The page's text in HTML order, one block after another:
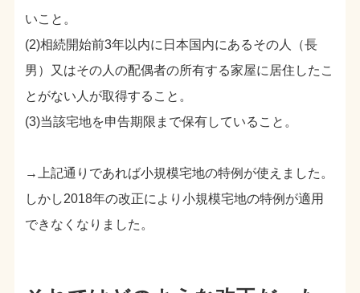
いこと。
(2)相続開始前3年以内に日本国内にあるその人（長
男）又はその人の配偶者の所有する家屋に居住したこ
とがない人が取得すること。
(3)当該宅地を申告期限まで保有していること。
→上記通りであれば小規模宅地の特例が使えました。
しかし2018年の改正により小規模宅地の特例が適用
できなくなりました。